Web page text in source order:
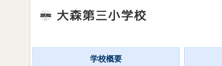
学校概要